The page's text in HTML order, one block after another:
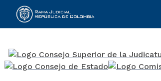
Rama Judicial